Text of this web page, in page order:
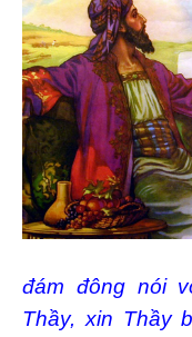
đám đông nói
Thầy, xin Thầy